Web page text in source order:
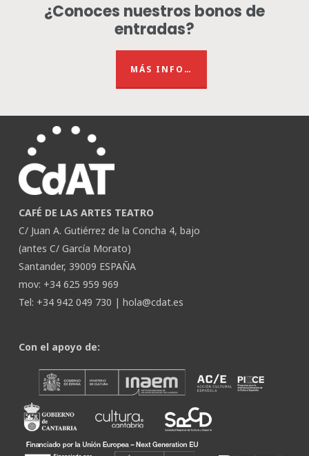
¿Conoces nuestros bonos de
entradas?
MÁS INFO…
CAFÉ DE LAS ARTES TEATRO
C/ Juan A. Gutiérrez de la Concha 4, bajo
(antes C/ García Morato)
Santander, 39009 ESPAÑA
mov: +34 625 959 969
Tel: +34 942 049 730 | hola@cdat.es
Con el apoyo de: